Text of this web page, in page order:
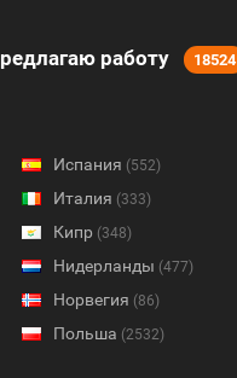
работу 18524
Испания (552)
Италия (333)
Кипр (348)
Нидерланды (477)
Норвегия (86)
Польша (2532)